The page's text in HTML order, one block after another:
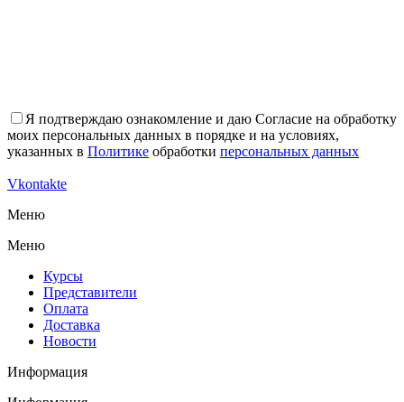
Я подтверждаю ознакомление и даю Согласие на обработку
моих персональных данных в порядке и на условиях,
указанных в Политике обработки персональных данных
Vkontakte
Меню
Меню
Курсы
Представители
Оплата
Доставка
Новости
Информация